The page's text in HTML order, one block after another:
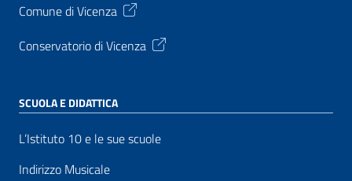
Comune di Vicenza
Conservatorio di Vicenza
SCUOLA E DIDATTICA
L’Istituto 10 e le sue scuole
Indirizzo Musicale